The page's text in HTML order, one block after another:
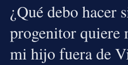
¿Qué debo hacer
progenitor quiere
mi hijo fuera de